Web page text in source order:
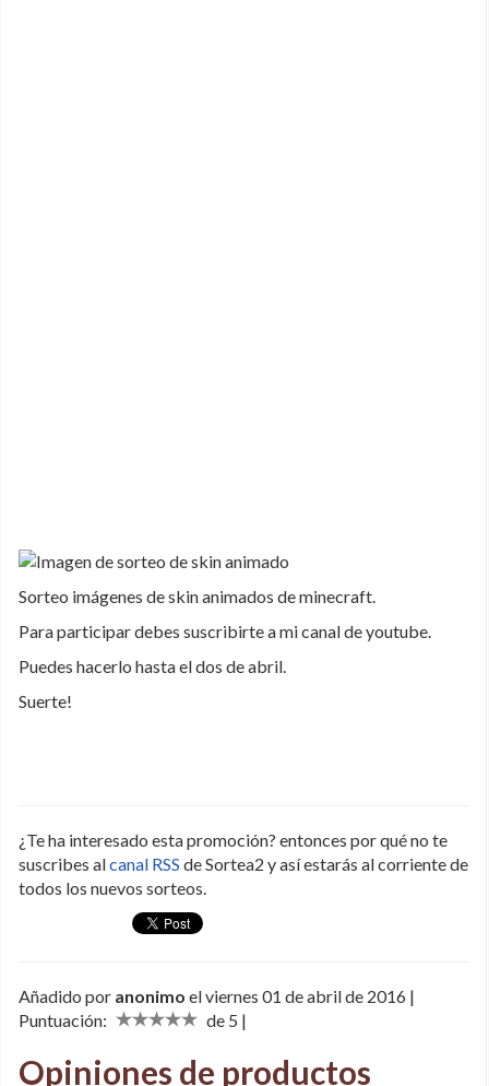
Sorteo imágenes de skin animados de minecraft.
Para participar debes suscribirte a mi canal de youtube.
Puedes hacerlo hasta el dos de abril.
Suerte!
¿Te ha interesado esta promoción? entonces por qué no te
suscribes alcanal RSS de Sortea2 y así estarás al corriente de
todos los nuevos sorteos.
Añadido por anonimo el viernes 01 de abril de 2016 |
Puntuación:
de 5 |
Opiniones de productos